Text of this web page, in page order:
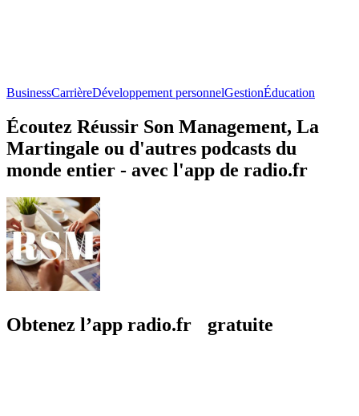
BusinessCarrièreDéveloppement personnelGestionÉducation
Écoutez Réussir Son Management, La
Martingale ou d'autres podcasts du
monde entier - avec l'app de radio.fr
Obtenez l’app radio.fr gratuite